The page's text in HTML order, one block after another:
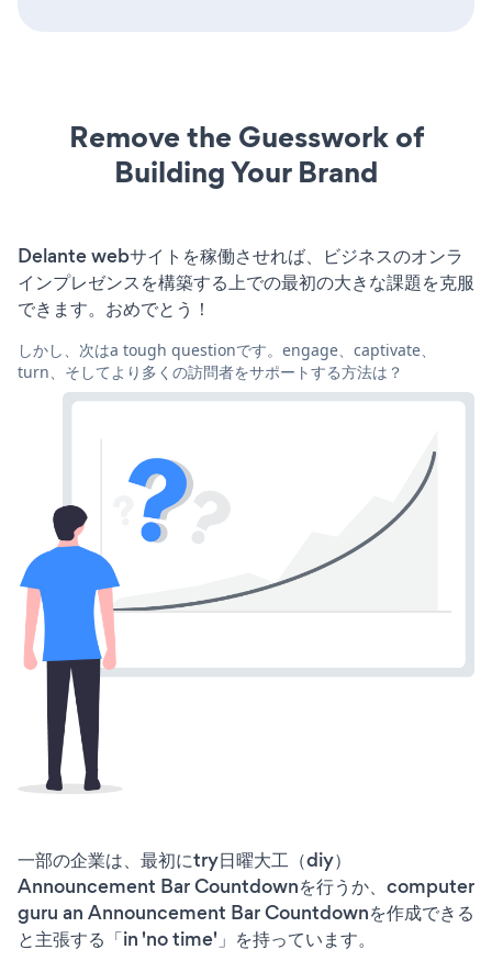
Remove the Guesswork of
Building Your Brand
Delante webサイトを稼働させれば、ビジネスのオンラ
インプレゼンスを構築する上での最初の大きな課題を克服
できます。おめでとう！
しかし、次はa tough questionです。engage、captivate、
turn、そしてより多くの訪問者をサポートする方法は？
一部の企業は、最初にtry日曜大工（diy）
Announcement Bar Countdownを行うか、computer
guru an Announcement Bar Countdownを作成できる
と主張する「in 'no time'」を持っています。